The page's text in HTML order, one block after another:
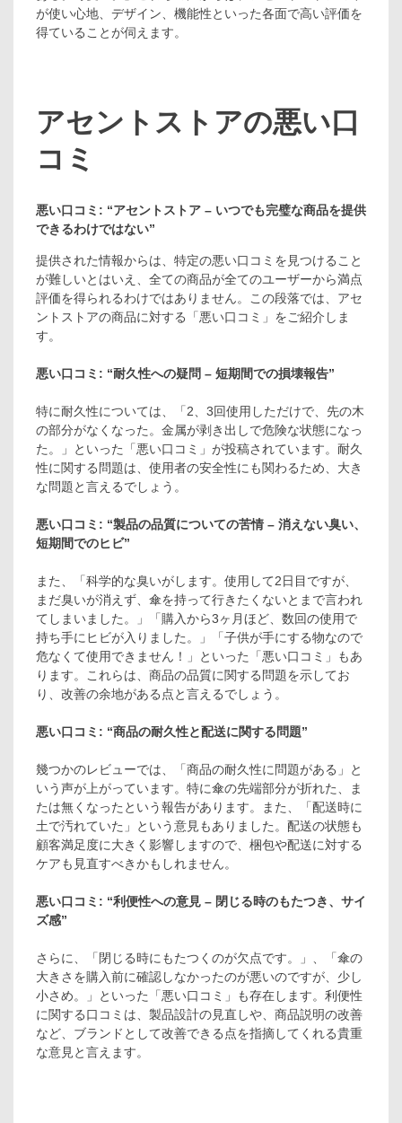
が使い心地、デザイン、機能性といった各面で高い評価を
得ていることが伺えます。
アセントストアの悪い口
コミ
悪い口コミ: “アセントストア – いつでも完璧な商品を提供
できるわけではない”
提供された情報からは、特定の悪い口コミを見つけること
が難しいとはいえ、全ての商品が全てのユーザーから満点
評価を得られるわけではありません。この段落では、アセ
ントストアの商品に対する「悪い口コミ」をご紹介しま
す。
悪い口コミ: “耐久性への疑問 – 短期間での損壊報告”
特に耐久性については、「2、3回使用しただけで、先の木
の部分がなくなった。金属が剥き出しで危険な状態になっ
た。」といった「悪い口コミ」が投稿されています。耐久
性に関する問題は、使用者の安全性にも関わるため、大き
な問題と言えるでしょう。
悪い口コミ: “製品の品質についての苦情 – 消えない臭い、
短期間でのヒビ”
また、「科学的な臭いがします。使用して2日目ですが、
まだ臭いが消えず、傘を持って行きたくないとまで言われ
てしまいました。」「購入から3ヶ月ほど、数回の使用で
持ち手にヒビが入りました。」「子供が手にする物なので
危なくて使用できません！」といった「悪い口コミ」もあ
ります。これらは、商品の品質に関する問題を示してお
り、改善の余地がある点と言えるでしょう。
悪い口コミ: “商品の耐久性と配送に関する問題”
幾つかのレビューでは、「商品の耐久性に問題がある」と
いう声が上がっています。特に傘の先端部分が折れた、ま
たは無くなったという報告があります。また、「配送時に
土で汚れていた」という意見もありました。配送の状態も
顧客満足度に大きく影響しますので、梱包や配送に対する
ケアも見直すべきかもしれません。
悪い口コミ: “利便性への意見 – 閉じる時のもたつき、サイ
ズ感”
さらに、「閉じる時にもたつくのが欠点です。」、「傘の
大きさを購入前に確認しなかったのが悪いのですが、少し
小さめ。」といった「悪い口コミ」も存在します。利便性
に関する口コミは、製品設計の見直しや、商品説明の改善
など、ブランドとして改善できる点を指摘してくれる貴重
な意見と言えます。